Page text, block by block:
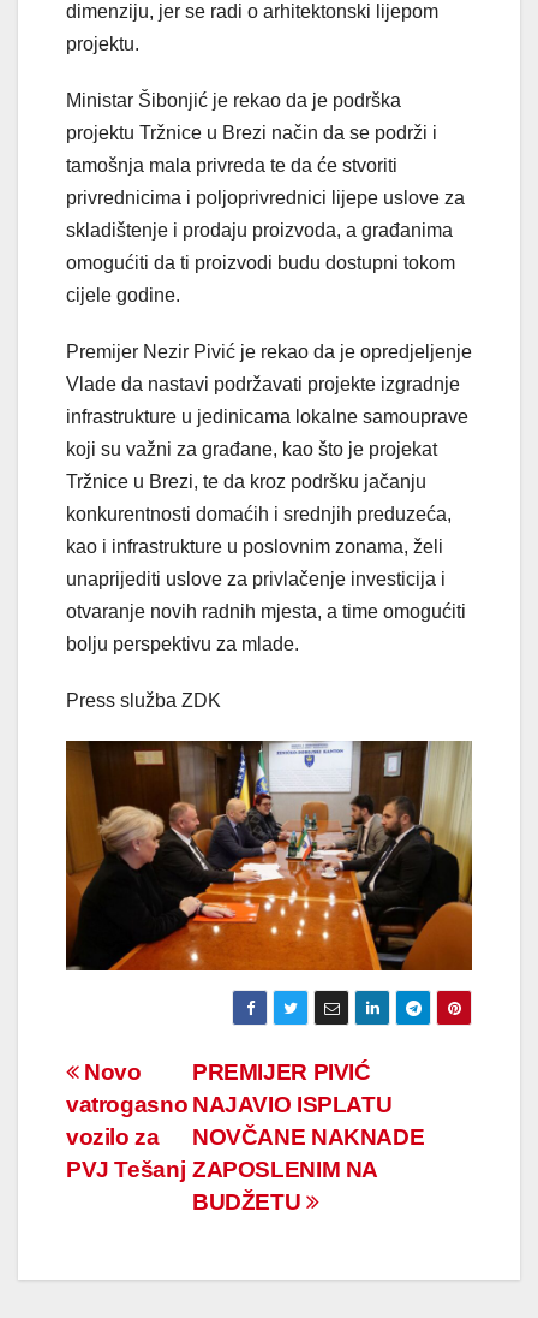
dimenziju, jer se radi o arhitektonski lijepom
projektu.
Ministar Šibonjić je rekao da je podrška
projektu Tržnice u Brezi način da se podrži i
tamošnja mala privreda te da će stvoriti
privrednicima i poljoprivrednici lijepe uslove za
skladištenje i prodaju proizvoda, a građanima
omogućiti da ti proizvodi budu dostupni tokom
cijele godine.
Premijer Nezir Pivić je rekao da je opredjeljenje
Vlade da nastavi podržavati projekte izgradnje
infrastrukture u jedinicama lokalne samouprave
koji su važni za građane, kao što je projekat
Tržnice u Brezi, te da kroz podršku jačanju
konkurentnosti domaćih i srednjih preduzeća,
kao i infrastrukture u poslovnim zonama, želi
unaprijediti uslove za privlačenje investicija i
otvaranje novih radnih mjesta, a time omogućiti
bolju perspektivu za mlade.
Press služba ZDK
Navigacija
članaka
PREMIJER PIVIĆ
NAJAVIO ISPLATU
NOVČANE NAKNADE
ZAPOSLENIM NA
BUDŽETU
Novo
vatrogasno
vozilo za
PVJ Tešanj